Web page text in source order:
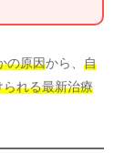
の原因から、 自
れる最新治療